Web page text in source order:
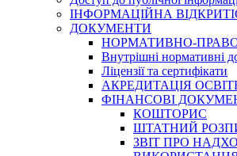
ІНФОРМАЦІЙНА
ДОКУМЕНТИ
НОРМАТИВНО-
Внутрішні нормативні
Ліцензії та сертифікати
АКРЕДИТАЦІЯ
ФІНАНСОВІ
КОШТОРИС
ШТАТНИЙ
ЗВІТ ПРО